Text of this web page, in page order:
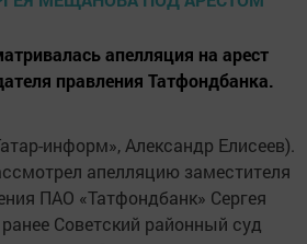
апелляция на арест
правления Татфондбанка.
информ», Александр Елисеев).
апелляцию заместителя
ПАО «Татфондбанк» Сергея
Советский районный суд